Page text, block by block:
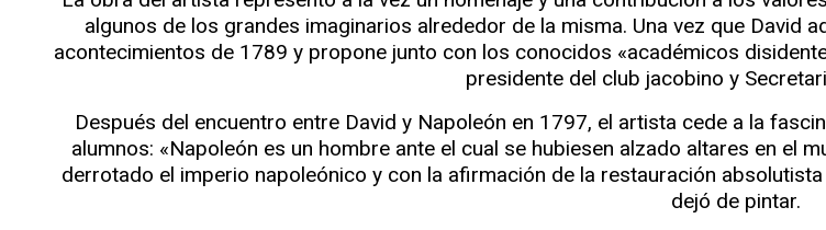
algunos de los grandes imaginarios alrededor de la misma. Una vez que David
acontecimientos de 1789 y propone junto con los conocidos «académicos
presidente del club jacobino y
Después del encuentro entre David y Napoleón en 1797, el artista cede a la
alumnos: «Napoleón es un hombre ante el cual se hubiesen alzado altares en el
derrotado el imperio napoleónico y con la afirmación de la restauración
dejó de pintar.